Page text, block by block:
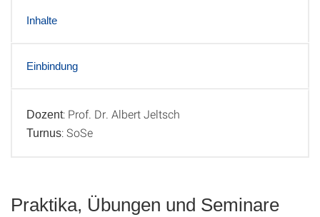
Inhalte
Einbindung
Info
Dozent: Prof. Dr. Albert Jeltsch
Turnus: SoSe
Praktika, Übungen und Seminare